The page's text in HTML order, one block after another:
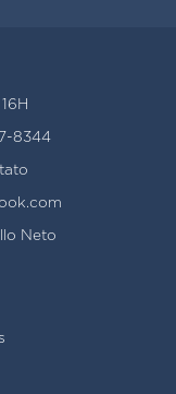
8344
Neto